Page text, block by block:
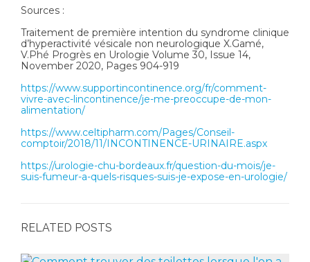
Sources :
Traitement de première intention du syndrome clinique
d’hyperactivité vésicale non neurologique X.Gamé,
V.Phé Progrès en Urologie Volume 30, Issue 14,
November 2020, Pages 904-919
https://www.supportincontinence.org/fr/comment-
vivre-avec-lincontinence/je-me-preoccupe-de-mon-
alimentation/
https://www.celtipharm.com/Pages/Conseil-
comptoir/2018/11/INCONTINENCE-URINAIRE.aspx
https://urologie-chu-bordeaux.fr/question-du-mois/je-
suis-fumeur-a-quels-risques-suis-je-expose-en-urologie/
RELATED POSTS